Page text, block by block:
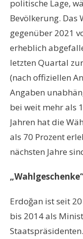
politische Lage,
Bevölkerung.
gegenüber 2021
erheblich
letzten Quartal
(nach offiziellen
Angaben
bei weit mehr als
Jahren hat die
als 70 Prozent
nächsten Jahre
Erdoğan ist seit
bis 2014 als